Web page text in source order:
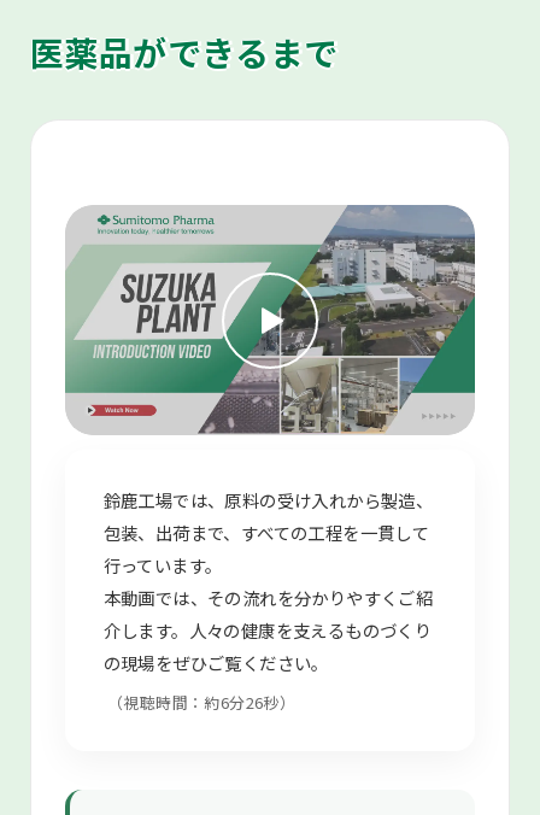
医薬品ができるまで
鈴鹿工場では、原料の受け入れから製造、
包装、出荷まで、すべての工程を一貫して
行っています。
本動画では、その流れを分かりやすくご紹
介します。人々の健康を支えるものづくり
の現場をぜひご覧ください。
（視聴時間：約6分26秒）